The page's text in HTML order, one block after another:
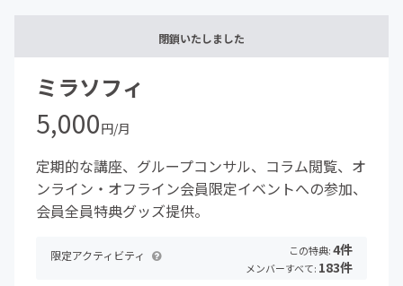
閉鎖いたしました
ミラソフィ
5,000円/月
定期的な講座、グループコンサル、コラム閲覧、オ
ンライン・オフライン会員限定イベントへの参加、
会員全員特典グッズ提供。
限定アクティビティ この特典:4件
メンバーすべて: 183件